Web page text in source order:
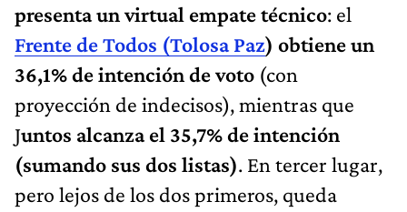
presenta un virtual empate técnico: el
Frente de Todos (Tolosa Paz) obtiene un
36,1% de intención de voto (con
proyección de indecisos), mientras que
Juntos alcanza el 35,7% de intención
(sumando sus dos listas). En tercer lugar,
pero lejos de los dos primeros, queda